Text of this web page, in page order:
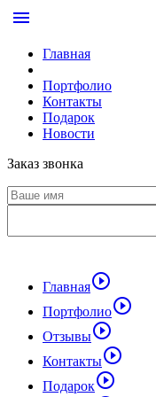
menu
Главная
Портфолио
Контакты
Подарок
Новости
Заказ звонка
Главнаяplay_circle_outline
Портфолиоplay_circle_outline
Отзывыplay_circle_outline
Контактыplay_circle_outline
Подарокplay_circle_outline